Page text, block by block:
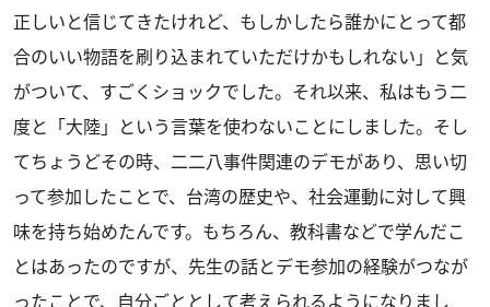
正しいと信じてきたけれど、もしかしたら誰かにとって都
合のいい物語を刷り込まれていただけかもしれない」と気
がついて、すごくショックでした。それ以来、私はもう二
度と「大陸」という言葉を使わないことにしました。そし
てちょうどその時、二二八事件関連のデモがあり、思い切
って参加したことで、台湾の歴史や、社会運動に対して興
味を持ち始めたんです。もちろん、教科書などで学んだこ
とはあったのですが、先生の話とデモ参加の経験がつなが
ったことで、自分ごととして考えられるようになりまし